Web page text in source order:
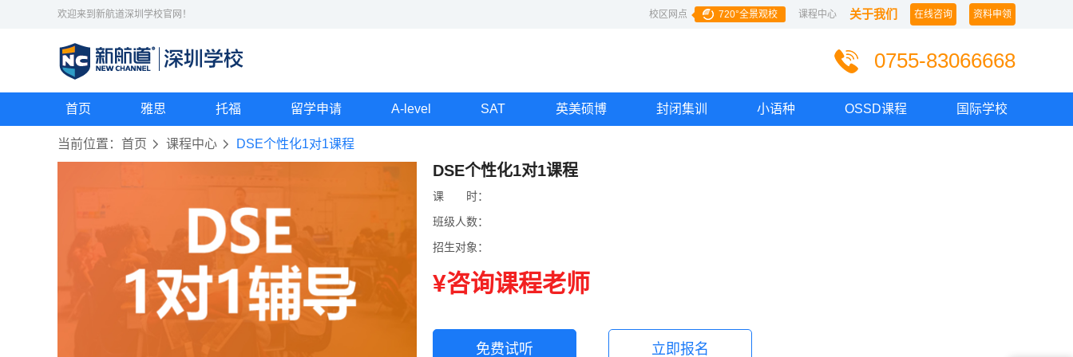
欢迎来到新航道深圳学校官网！ 资料申领
在线咨询
关于我们
课程中心
校区网点 720°全景观校
0755-83066668
首页 雅思 托福 留学申请 A-level SAT 英美硕博 封闭集训 小语种 OSSD课程 国际学校
当前位置： 首页 课程中心 DSE个性化1对1课程
DSE个性化1对1课程
课
时：
班级人数：
招生对象：
¥咨询课程老师
免费试听 立即报名